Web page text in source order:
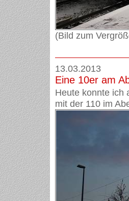
(Bild zum
13.03.2013
Eine 10er am
Heute konnte ich
mit der 110 im